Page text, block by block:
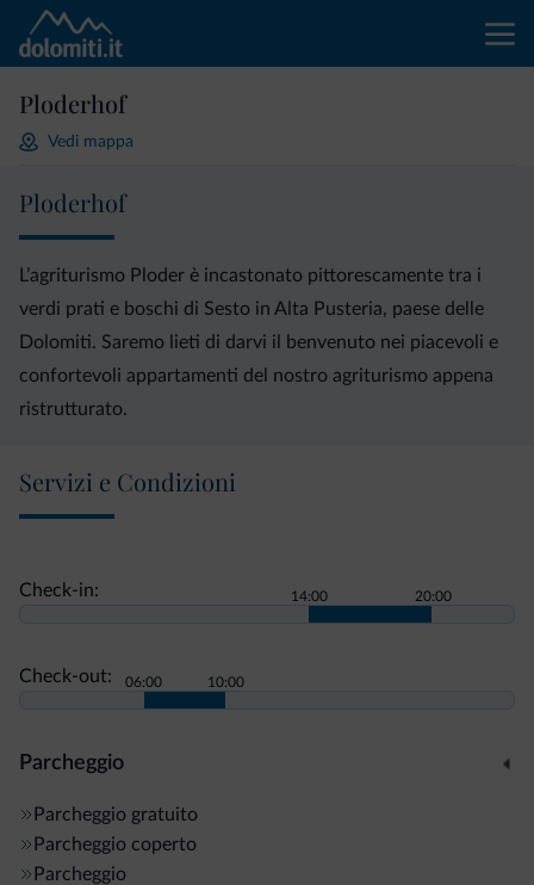
Ploderhof
Vedi mappa
Ploderhof
L’agriturismo Ploder è incastonato pittorescamente tra i
verdi prati e boschi di Sesto in Alta Pusteria, paese delle
Dolomiti. Saremo lieti di darvi il benvenuto nei piacevoli e
confortevoli appartamenti del nostro agriturismo appena
ristrutturato.
Servizi e Condizioni
Check-in: 14:00 20:00
Check-out: 06:00 10:00
Parcheggio
Parcheggio gratuito
Parcheggio coperto
Parcheggio